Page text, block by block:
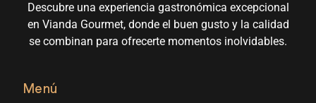
Descubre una experiencia gastronómica excepcional
en Vianda Gourmet, donde el buen gusto y la calidad
se combinan para ofrecerte momentos inolvidables.
Menú